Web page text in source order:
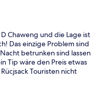
Chaweng und die Lage ist
Das einzige Problem sind
betrunken sind lassen
Tip wäre den Preis etwas
Touristen nicht